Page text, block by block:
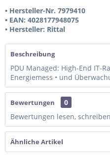
• Hersteller-Nr. 7979410
• EAN: 4028177948075
• Hersteller: Rittal
Beschreibung
PDU Managed: High-End IT-
Energiemess • und
Bewertungen
0
Bewertungen lesen,
Ähnliche Artikel